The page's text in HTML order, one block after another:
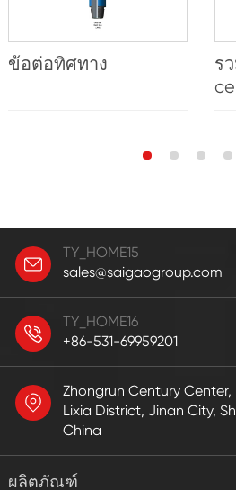
ข้อต่อทิศทาง
ร
TY_HOME15
sales@saigaogroup.com
TY_HOME16
+86-531-69959201
Zhongrun Century Center,
Lixia District, Jinan City,
China
ผลิตภัณฑ์